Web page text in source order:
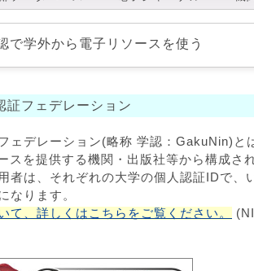
で学外から電子リソースを使う
証フェデレーション
ェデレーション(略称 学認：GakuNin)と
スを提供する機関・出版社等から構成さ
者は、それぞれの大学の個人認証IDで、
なります。
て、詳しくはこちらをご覧ください。